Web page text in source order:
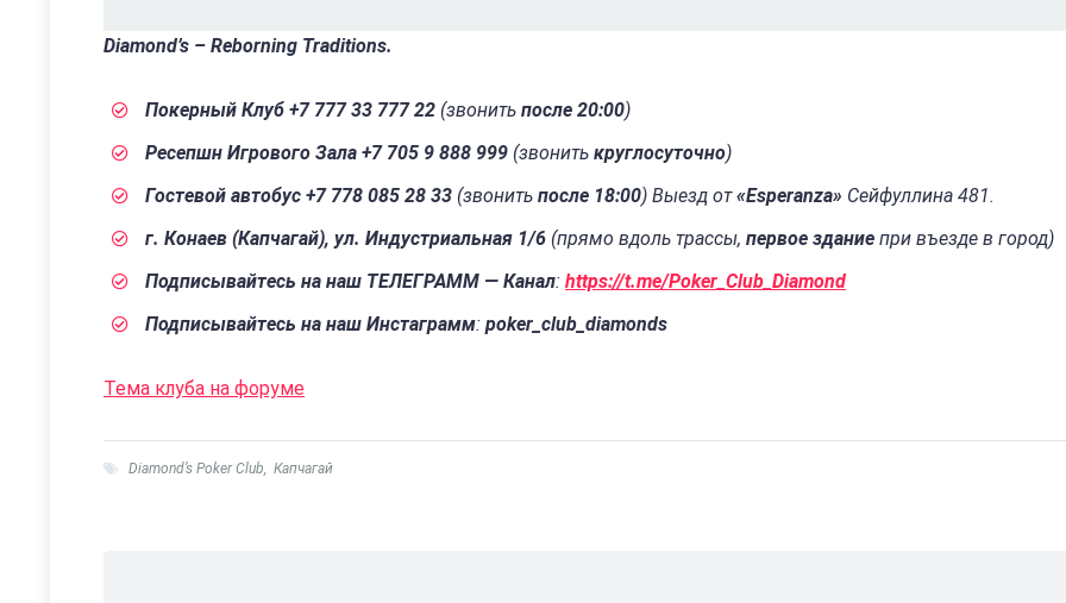
Diamond’s – Reborning Traditions.
Покерный Клуб +7 777 33 777 22 (звонить после 20:00)
Ресепшн Игрового Зала +7 705 9 888 999 (звонить круглосуточно)
Гостевой автобус +7 778 085 28 33 (звонить после 18:00) Выезд от«Esperanza» Сейфуллина 481.
г. Конаев (Капчагай), ул. Индустриальная 1/6 (прямо вдоль трассы, первое здание при въезде в город)
Подписывайтесь на наш ТЕЛЕГРАММ — Канал: https://t.me/Poker_Club_Diamond
Подписывайтесь на наш Инстаграмм: poker_club_diamonds
Тема клуба на форуме
Diamond’s Poker Club, Капчагай